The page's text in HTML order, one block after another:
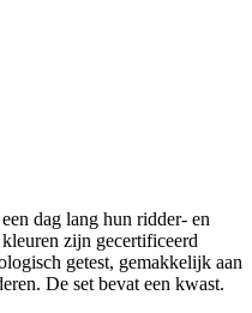
dag lang hun ridder- en
zijn gecertificeerd
getest, gemakkelijk aan
De set bevat een kwast.